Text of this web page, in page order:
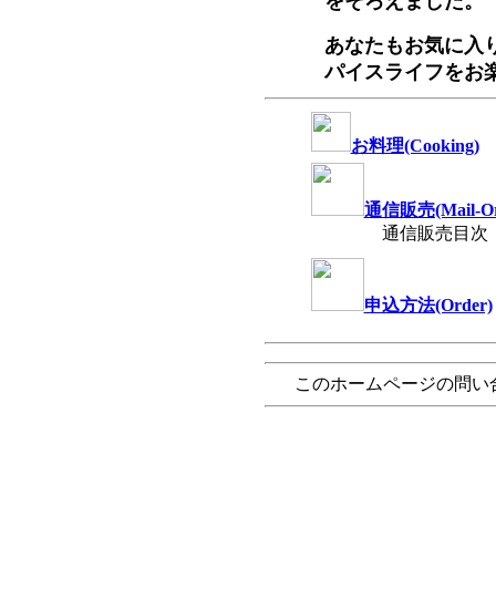
あなたもお気に入
パイスライフをお
お料理(Cooking)
通信販売(Mail-
通信販売目次
申込方法(Order)
このホームページの問い